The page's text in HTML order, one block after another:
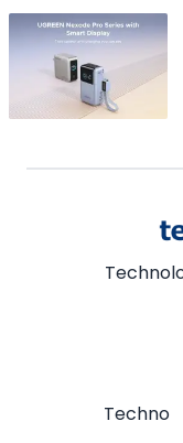
Techno